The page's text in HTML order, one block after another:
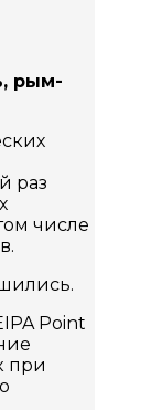
рым-
раз
числе
Point
при